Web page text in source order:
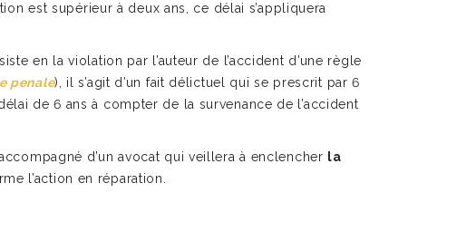
est supérieur à deux ans, ce délai s’appliquera
en la violation par l’auteur de l’accident d’une règle
penale), il s’agit d’un fait délictuel qui se prescrit par 6
de 6 ans à compter de la survenance de l’accident
d’un avocat qui veillera à enclencher la
l’action en réparation.